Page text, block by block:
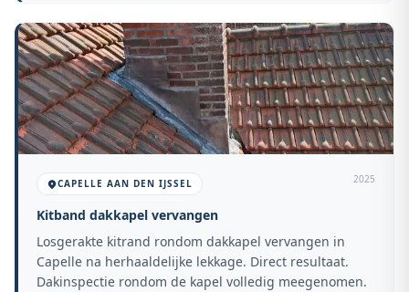
CAPELLE AAN DEN IJSSEL 2025
Kitband dakkapel vervangen
Losgerakte kitrand rondom dakkapel vervangen in
Capelle na herhaaldelijke lekkage. Direct resultaat.
Dakinspectie rondom de kapel volledig meegenomen.